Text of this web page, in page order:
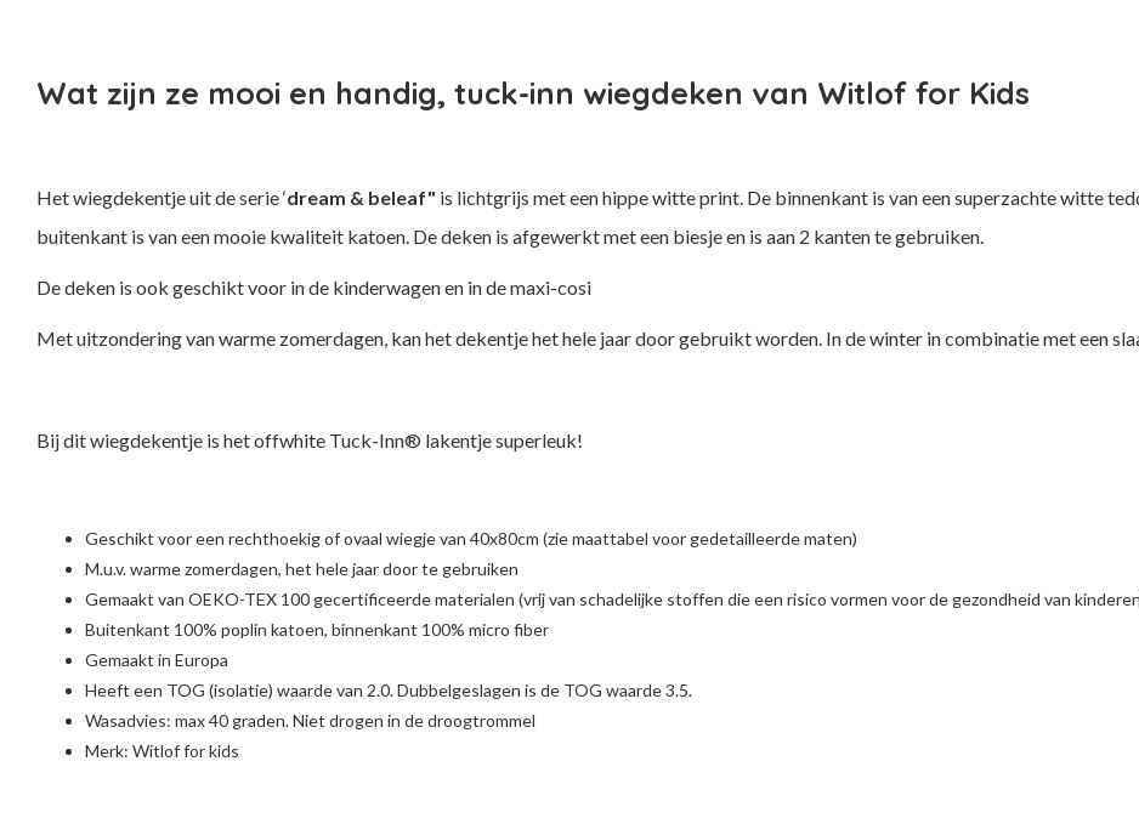
Wat zijn ze mooi en handig, tuck-inn wiegdeken van Witlof for Kids
Het wiegdekentje uit de serie ‘dream & beleaf" is lichtgrijs met een hippe witte print. De binnenkant is van een superzachte witte
buitenkant is van een mooie kwaliteit katoen. De deken is afgewerkt met een biesje en is aan 2 kanten te gebruiken.
De deken is ook geschikt voor in de kinderwagen en in de maxi-cosi
Met uitzondering van warme zomerdagen, kan het dekentje het hele jaar door gebruikt worden. In de winter in combinatie met een
Bij dit wiegdekentje is het offwhite Tuck-Inn® lakentje superleuk!
Geschikt voor een rechthoekig of ovaal wiegje van 40x80cm (zie maattabel voor gedetailleerde maten)
M.u.v. warme zomerdagen, het hele jaar door te gebruiken
Gemaakt van OEKO-TEX 100 gecertificeerde materialen (vrij van schadelijke stoffen die een risico vormen voor de gezondheid van
Buitenkant 100% poplin katoen, binnenkant 100% micro fiber
Gemaakt in Europa
Heeft een TOG (isolatie) waarde van 2.0. Dubbelgeslagen is de TOG waarde 3.5.
Wasadvies: max 40 graden. Niet drogen in de droogtrommel
Merk: Witlof for kids